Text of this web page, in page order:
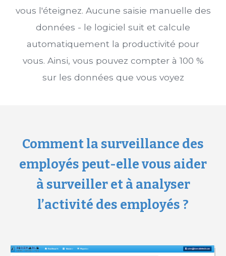
vous l'éteignez. Aucune saisie manuelle des
données - le logiciel suit et calcule
automatiquement la productivité pour
vous. Ainsi, vous pouvez compter à 100 %
sur les données que vous voyez
Comment la surveillance des
employés peut-elle vous aider
à surveiller et à analyser
l’activité des employés ?